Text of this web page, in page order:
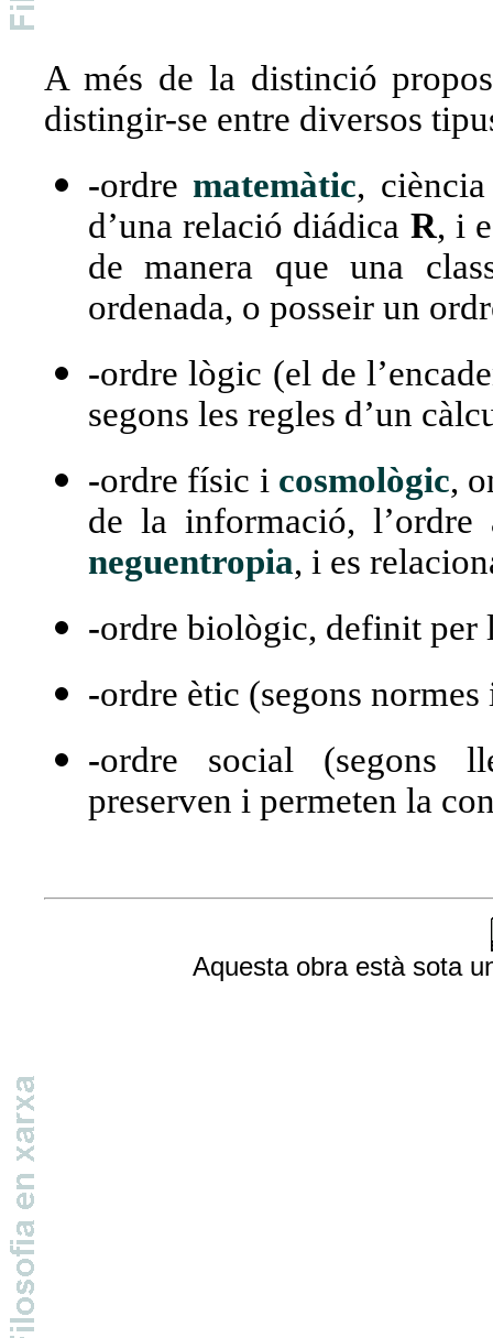
A més de la distinció
distingir-se entre diversos
-ordrematemàtic,
d’una relació diádica R, i
de manera que una
ordenada, o posseir un
-ordre lògic (el de
segons les regles d’un
-ordre físic i cosmològic,
de la informació,
neguentropia, i es
-ordre biològic, definit per
-ordre ètic (segons
-ordre social (segons
preserven i permeten la
Aquesta obra està sota